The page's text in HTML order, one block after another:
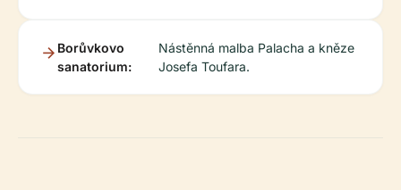
Borůvkovo
sanatorium:
Nástěnná malba Palacha a kněze
Josefa Toufara.